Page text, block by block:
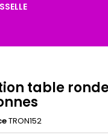
table
TRON152